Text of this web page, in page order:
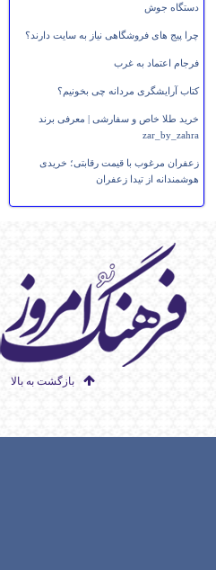
دستگاه جوش
چرا پیج های فروشگاهی نیاز به سایت دارند؟
فرجام اعتماد به غرب
کتاب آرایشگری مردانه چی بخونیم؟
خرید طلا خاص و سفارشی | معرفی برند
zar_by_zahra
زعفران مرغوب با قیمت رقابتی؛ خریدی
هوشمندانه از تیدا زعفران
بازگشت به بالا